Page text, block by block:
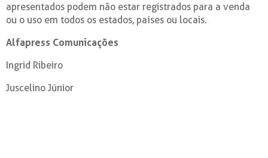
apresentados podem não estar registrados para a venda
ou o uso em todos os estados, países ou locais.
Alfapress Comunicações
Ingrid Ribeiro
Juscelino Júnior